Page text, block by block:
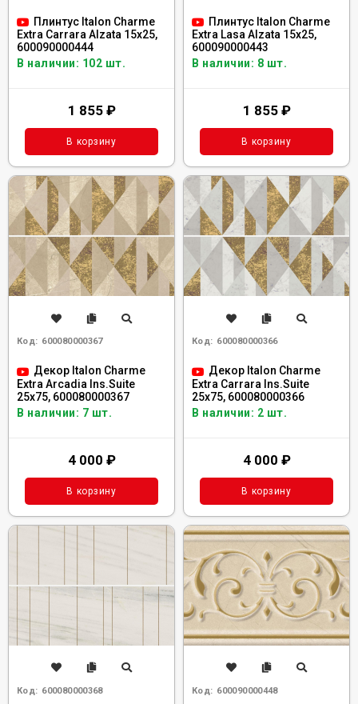
Плинтус Italon Charme
Extra Carrara Alzata 15x25,
600090000444
В наличии: 102 шт.
1 855 ₽
В корзину
Плинтус Italon Charme
Extra Lasa Alzata 15x25,
600090000443
В наличии: 8 шт.
1 855 ₽
В корзину
Код: 600080000367
Декор Italon Charme
Extra Arcadia Ins.Suite
25x75, 600080000367
В наличии: 7 шт.
4 000 ₽
В корзину
Код: 600080000366
Декор Italon Charme
Extra Carrara Ins.Suite
25x75, 600080000366
В наличии: 2 шт.
4 000 ₽
В корзину
Код: 600080000368 Код: 600090000448